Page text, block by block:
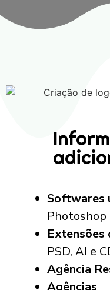
Softwares
Extensões
PSD, AI e
Agência
Agências